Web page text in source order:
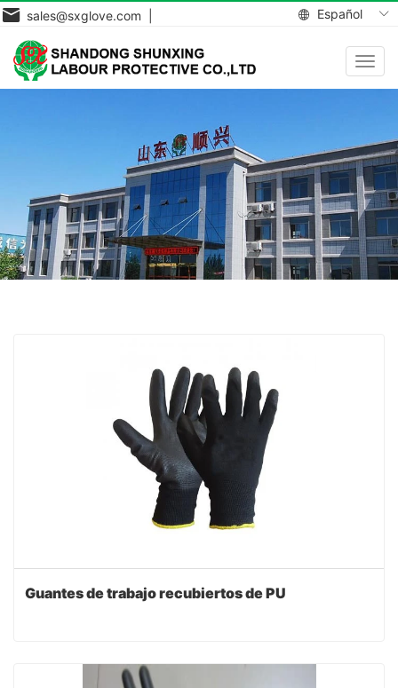
Español
sales@sxglove.com |
Guantes de trabajo recubiertos de PU